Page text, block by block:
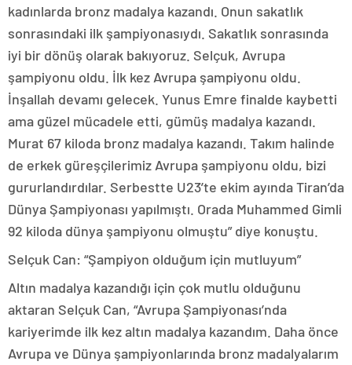
kadınlarda bronz madalya kazandı. Onun sakatlık
sonrasındaki ilk şampiyonasıydı. Sakatlık sonrasında
iyi bir dönüş olarak bakıyoruz. Selçuk, Avrupa
şampiyonu oldu. İlk kez Avrupa şampiyonu oldu.
İnşallah devamı gelecek. Yunus Emre finalde kaybetti
ama güzel mücadele etti, gümüş madalya kazandı.
Murat 67 kiloda bronz madalya kazandı. Takım halinde
de erkek güreşçilerimiz Avrupa şampiyonu oldu, bizi
gururlandırdılar. Serbestte U23’te ekim ayında Tiran’da
Dünya Şampiyonası yapılmıştı. Orada Muhammed Gimli
92 kiloda dünya şampiyonu olmuştu” diye konuştu.
Selçuk Can: “Şampiyon olduğum için mutluyum”
Altın madalya kazandığı için çok mutlu olduğunu
aktaran Selçuk Can, “Avrupa Şampiyonası’nda
kariyerimde ilk kez altın madalya kazandım. Daha önce
Avrupa ve Dünya şampiyonlarında bronz madalyalarım